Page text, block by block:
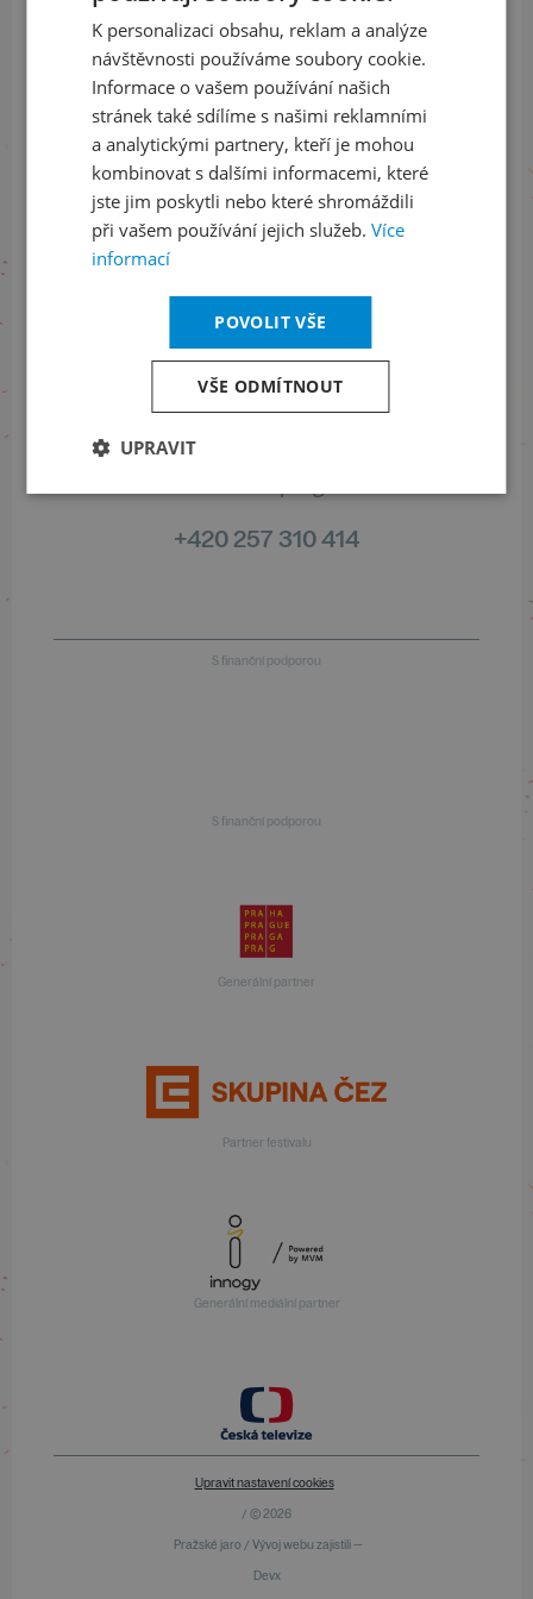
ODEBÍRAT NEWSLETTER
Sledujte nás na sociálních sítích
LinkedIn
flickr
Informace o stavu objednávek
+420 461 049 232
+420 257 310 414
S finanční podporou
S finanční podporou
Generální partner
Partner festivalu
Generální mediální partner
Upravit nastavení cookies
/ © 2026
Pražské jaro / Vývoj webu zajistili —
Devx
ENGLISH
K personalizaci obsahu, reklam a analýze
návštěvnosti používáme soubory cookie.
Informace o vašem používání našich
stránek také sdílíme s našimi reklamními
a analytickými partnery, kteří je mohou
kombinovat s dalšími informacemi, které
jste jim poskytli nebo které shromáždili
při vašem používání jejich služeb. Více
informací
POVOLIT VŠE
VŠE ODMÍTNOUT
UPRAVIT